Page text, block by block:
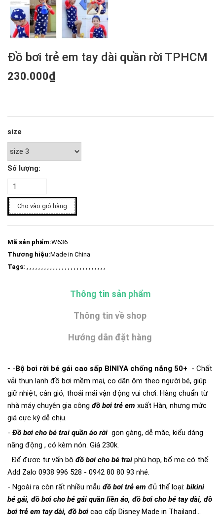
Đồ bơi trẻ em tay dài quần rời TPHCM
230.000₫
size
Số lượng:
Cho vào giỏ hàng
Mã sản phẩm:W636
Thương hiệu:Made in China
Tags: , , , , , , , , , , , , , , , , , , , , , , , , , , ,
Thông tin sản phẩm
Thông tin về shop
Hướng dẫn đặt hàng
- -Bộ bơi rời bé gái cao sấp BINIYA chống nắng 50+ - Chất
vải thun lạnh đồ bơi mềm mại, co dãn ôm theo người bé, giúp
giữ nhiệt, cản gió, thoải mái vận động vui chơi. Hàng chuẩn từ
nhà máy chuyên gia công đồ bơi trẻ em xuất Hàn, nhưng mức
giá cực kỳ dễ chịu.
- Đồ bơi cho bé trai quần áo rời gọn gàng, dễ mặc, kiểu dáng
năng động , có kèm nón. Giá 230k.
Để được tư vấn bộ đồ bơi cho bé trai phù hợp, bố mẹ có thể
Add Zalo 0938 996 528 - 0942 80 80 93 nhé.
- Ngoài ra còn rất nhiều mẫu đồ bơi trẻ em đủ thể loại: bikini
bé gái, đồ bơi cho bé gái quần liền áo, đồ bơi cho bé tay dài, đồ
bơi trẻ em tay dài, đồ bơi cao cấp Disney Made in Thailand...